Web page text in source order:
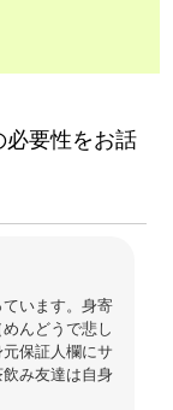
要性をお話
います。身寄
んどうで悲し
保証人欄にサ
み友達は自身